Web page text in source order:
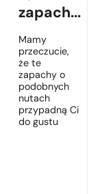
zapach...
Mamy
przeczucie,
że te
zapachy o
podobnych
nutach
przypadną Ci
do gustu